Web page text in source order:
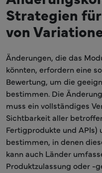
Strategien
von
Änderungen, die das
könnten, erfordern eine
Bewertung, um die
bestimmen. Die
muss ein vollständiges
Sichtbarkeit aller
Fertigprodukte und APIs)
bestimmen, in denen
kann auch Länder
Produktzulassung oder -